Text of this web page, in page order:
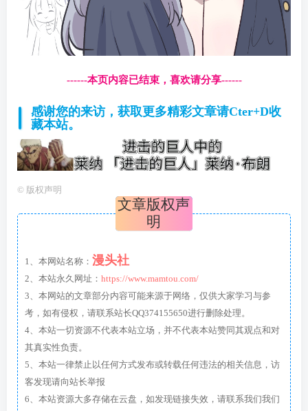
------本页内容已结束，喜欢请分享------
感谢您的来访，获取更多精彩文章请Cter+D收
藏本站。
© 版权声明
文章版权声
明
1、本网站名称： 漫头社
2、本站永久网址： https://www.mamtou.com/
3、本网站的文章部分内容可能来源于网络，仅供大家学习与参
考，如有侵权，请联系站长QQ374155650进行删除处理。
4、本站一切资源不代表本站立场，并不代表本站赞同其观点和对
其真实性负责。
5、本站一律禁止以任何方式发布或转载任何违法的相关信息，访
客发现请向站长举报
6、本站资源大多存储在云盘，如发现链接失效，请联系我们我们